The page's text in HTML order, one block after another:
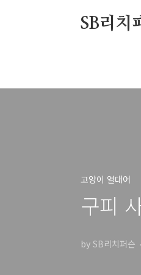
SB리치
고양이 열대어
구피
by SB리치퍼슨